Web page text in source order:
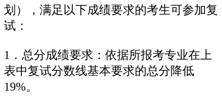
划），满足以下成绩要求的考生可参加复
试：
1．总分成绩要求：依据所报考专业在上
表中复试分数线基本要求的总分降低
19%。